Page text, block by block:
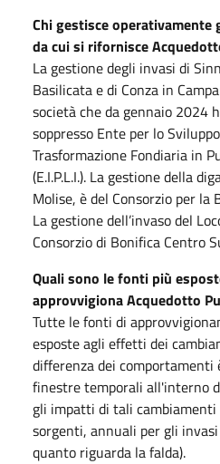
Chi gestisce operativamente
da cui si rifornisce
La gestione degli invasi di
Basilicata e di Conza in
società che da gennaio 2024
soppresso Ente per lo
Trasformazione Fondiaria in
(E.I.P.L.I.). La gestione della
Molise, è del Consorzio per la
La gestione dell’invaso del
Consorzio di Bonifica Centro
Quali sono le fonti più
approvvigiona Acquedotto
Tutte le fonti di
esposte agli effetti dei
differenza dei comportamenti
finestre temporali all'interno
gli impatti di tali
sorgenti, annuali per gli
quanto riguarda la falda).